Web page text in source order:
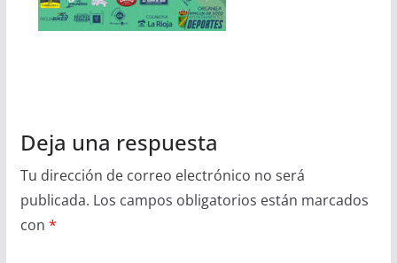
Deja una respuesta
Tu dirección de correo electrónico no será
publicada. Los campos obligatorios están marcados
con *